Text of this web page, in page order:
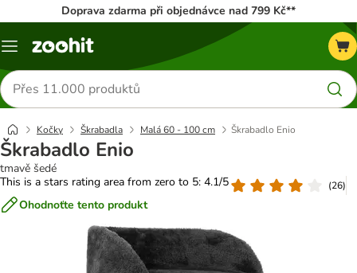
Doprava zdarma při objednávce nad 799 Kč**
Menu
Hledat
produkty
Kočky Škrabadla Malá 60 - 100 cm Škrabadlo Enio
Škrabadlo Enio
tmavě šedé
This is a stars rating area from zero to 5: 4.1/5
(26)
Ohodnoťte tento produkt